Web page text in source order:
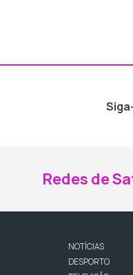
Redes de
NOTÍCIAS
DESPORTO